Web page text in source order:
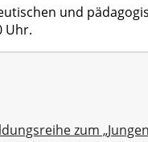
sind
und
Uhr.
zum